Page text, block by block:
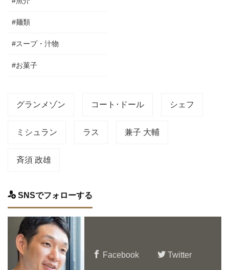
#麺類
#スープ・汁物
#お菓子
グランメゾン コート･ドール シェフ
ミシュラン ラス 兼子 大輔
斉須 政雄
SNSでフォローする
Facebook Twitter